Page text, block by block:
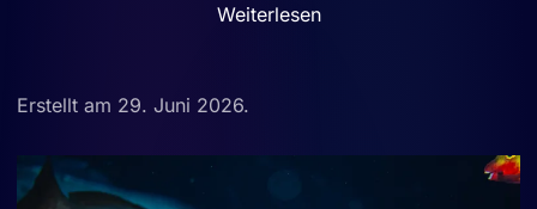
Weiterlesen
Erstellt am 29. Juni 2026.